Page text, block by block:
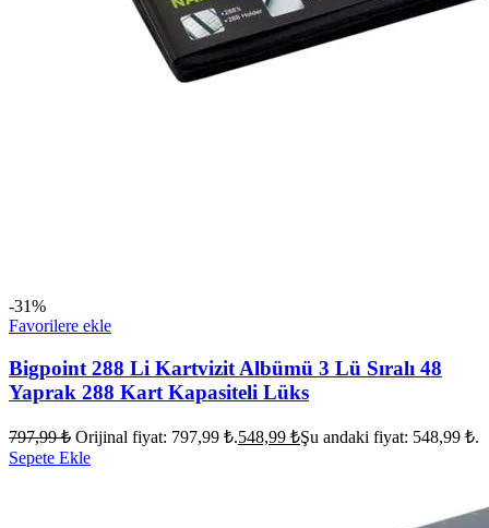
-31%
Favorilere ekle
Bigpoint 288 Li Kartvizit Albümü 3 Lü Sıralı 48
Yaprak 288 Kart Kapasiteli Lüks
797,99₺ Orijinal fiyat: 797,99 ₺.548,99 ₺Şu andaki fiyat: 548,99 ₺.
Sepete Ekle